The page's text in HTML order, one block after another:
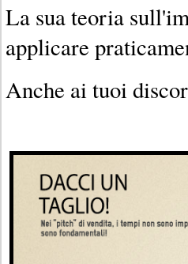
La sua teoria
applicare
Anche ai tuoi